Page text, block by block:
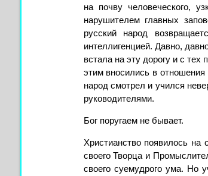
на почву человеческого,
нарушителем главных
русский народ
интеллигенцией. Давно,
встала на эту дорогу и с тех
этим вносились в
народ смотрел и учился
руководителями.
Бог поругаем не бывает.
Христианство появилось на
своего Творца и
своего суемудрого ума. Но